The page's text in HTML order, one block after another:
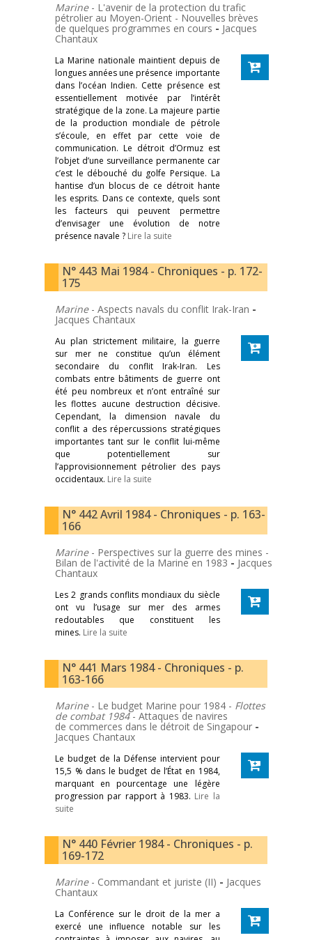
Marine - L'avenir de la protection du trafic
pétrolier au Moyen-Orient - Nouvelles brèves
de quelques programmes en cours - Jacques
Chantaux
La Marine nationale maintient depuis de
longues années une présence importante
dans l’océan Indien. Cette présence est
essentiellement motivée par l’intérêt
stratégique de la zone. La majeure partie
de la production mondiale de pétrole
s’écoule, en effet par cette voie de
communication. Le détroit d’Ormuz est
l’objet d’une surveillance permanente car
c’est le débouché du golfe Persique. La
hantise d’un blocus de ce détroit hante
les esprits. Dans ce contexte, quels sont
les facteurs qui peuvent permettre
d’envisager une évolution de notre
présence navale ? Lire la suite
N° 443 Mai 1984 - Chroniques - p. 172-
175
Marine - Aspects navals du conflit Irak-Iran -
Jacques Chantaux
Au plan strictement militaire, la guerre
sur mer ne constitue qu’un élément
secondaire du conflit Irak-Iran. Les
combats entre bâtiments de guerre ont
été peu nombreux et n’ont entraîné sur
les flottes aucune destruction décisive.
Cependant, la dimension navale du
conflit a des répercussions stratégiques
importantes tant sur le conflit lui-même
que potentiellement sur
l’approvisionnement pétrolier des pays
occidentaux. Lire la suite
N° 442 Avril 1984 - Chroniques - p. 163-
166
Marine - Perspectives sur la guerre des mines -
Bilan de l'activité de la Marine en 1983 - Jacques
Chantaux
Les 2 grands conflits mondiaux du siècle
ont vu l’usage sur mer des armes
redoutables que constituent les
mines. Lire la suite
N° 441 Mars 1984 - Chroniques - p.
163-166
Marine - Le budget Marine pour 1984 - Flottes
de combat 1984- Attaques de navires
de commerces dans le détroit de Singapour -
Jacques Chantaux
Le budget de la Défense intervient pour
15,5 % dans le budget de l’État en 1984,
marquant en pourcentage une légère
progression par rapport à 1983. Lire la
suite
N° 440 Février 1984 - Chroniques - p.
169-172
Marine - Commandant et juriste (II) - Jacques
Chantaux
La Conférence sur le droit de la mer a
exercé une influence notable sur les